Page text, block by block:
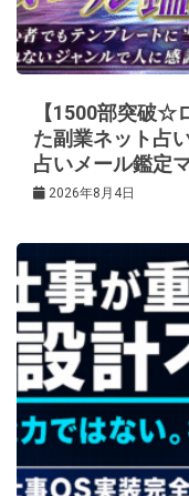
【1500部突破☆
た副業ネット占
占いメール鑑定
2026年8月4日